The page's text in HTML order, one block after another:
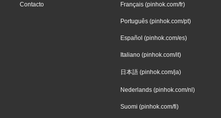
Contacto Français (pinhok.com/fr)
Português (pinhok.com/pt)
Español (pinhok.com/es)
Italiano (pinhok.com/it)
日本語 (pinhok.com/ja)
Nederlands (pinhok.com/nl)
Suomi (pinhok.com/fi)